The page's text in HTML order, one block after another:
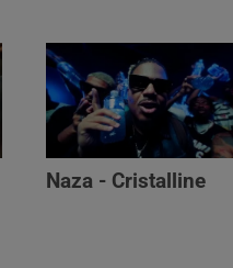
Naza - Cristalline